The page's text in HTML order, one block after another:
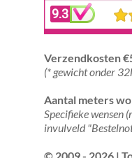
Verzendkosten
(* gewicht onder
Aantal meters
Specifieke wensen
invulveld